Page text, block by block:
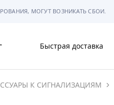
МОГУТ ВОЗНИКАТЬ СБОИ.
Быстрая доставка
К СИГНАЛИЗАЦИЯМ